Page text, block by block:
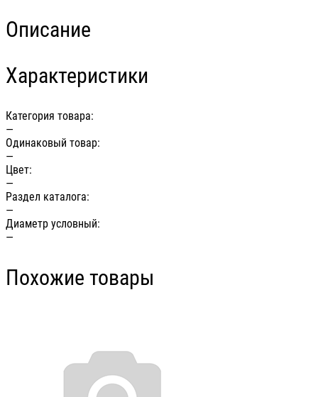
Описание
Характеристики
Категория товара:
—
Одинаковый товар:
—
Цвет:
—
Раздел каталога:
—
Диаметр условный:
—
Похожие товары